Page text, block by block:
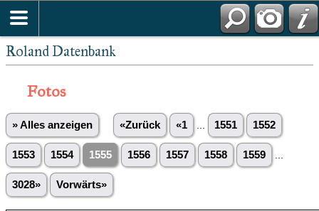
Roland Datenbank
Fotos
» Alles anzeigen «Zurück «1 1551 1552
1553 1554 1555 1556 1557 1558 1559
3028» Vorwärts»